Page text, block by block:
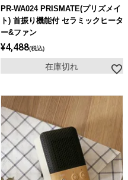
PR-WA024 PRISMATE(プリズメイ
ト) 首振り機能付 セラミックヒータ
ー&ファン
¥4,488 税込
在庫切れ